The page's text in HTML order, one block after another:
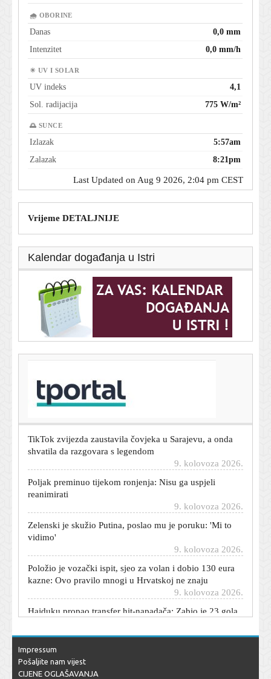
🌧 OBORINE
Danas
0,0 mm
Intenzitet
0,0 mm/h
☀ UV I SOLAR
UV indeks
4,1
Sol. radijacija
775 W/m²
🌅 SUNCE
Izlazak
5:57am
Zalazak
8:21pm
Last Updated on Aug 9 2026, 2:04 pm CEST
Vrijeme DETALJNIJE
Kalendar događanja u Istri
Amyl and the Sniffers na Šalati: Punk osvježenje
paklene koncertne sezone
shvatila da razgovara s legendom
Poljak preminuo tijekom ronjenja: Nisu ga uspjeli
reanimirati
Zelenski je skužio Putina, poslao mu je poruku: 'Mi to
vidimo'
Položio je vozački ispit, sjeo za volan i dobio 130 eura
kazne: Ovo pravilo mnogi u Hrvatskoj ne znaju
9. kolovoza 2026.
Hajduku propao transfer hit-napadača: Zabio je 23 gola
u 16 utakmica
preokret: Jedan je čovjek odlučio podići glas
Impressum
Pošaljite nam vijest
CIJENE OGLAŠAVANJA